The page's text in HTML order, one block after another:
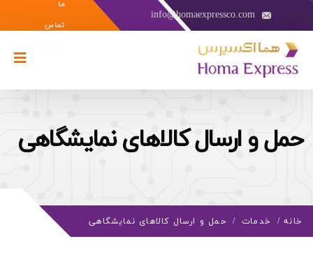
info@homaexpressco.com
ما
تماس
حمل و ارسال کالاهای نمایشگاهی
خانه / خدمات / حمل و ارسال کالاهای نمایشگاهی